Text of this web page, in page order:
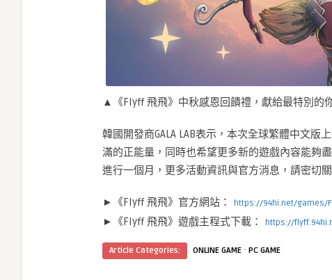
▲《Flyff 飛飛》中秋感恩回饋禮，獻給最特別的
韓國開發商GALA LAB表示，本次全球繁體中文
滿的正能量，同時也希望更多新的遊戲內容能夠
進行一個月，更多活動資訊與官方消息，請密切
►《Flyff 飛飛》官方網站： https://94hi.net/games/
►《Flyff 飛飛》遊戲主程式下載： https://
Article Categories: ONLINE GAME · PC GAME